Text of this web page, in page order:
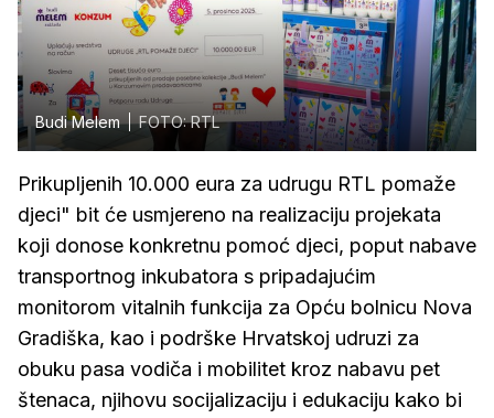
Budi Melem FOTO: RTL
Prikupljenih 10.000 eura za udrugu RTL pomaže
djeci" bit će usmjereno na realizaciju projekata
koji donose konkretnu pomoć djeci, poput nabave
transportnog inkubatora s pripadajućim
monitorom vitalnih funkcija za Opću bolnicu Nova
Gradiška, kao i podrške Hrvatskoj udruzi za
obuku pasa vodiča i mobilitet kroz nabavu pet
štenaca, njihovu socijalizaciju i edukaciju kako bi